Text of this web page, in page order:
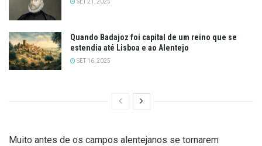
SET 21, 2025
Quando Badajoz foi capital de um reino que se
estendia até Lisboa e ao Alentejo
SET 16, 2025
Muito antes de os campos alentejanos se tornarem